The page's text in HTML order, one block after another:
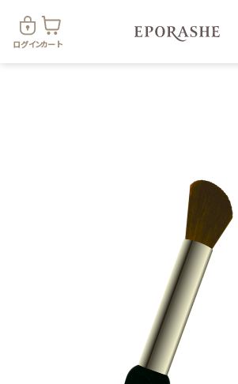
ログインカート
お得なセット・キャ
スキンケア
乾燥